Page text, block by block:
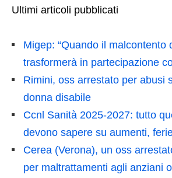
Ultimi articoli pubblicati
Migep: “Quando il malcontento
trasformerà in partecipazione
Rimini, oss arrestato per abusi
donna disabile
Ccnl Sanità 2025-2027: tutto
devono sapere su aumenti,
Cerea (Verona), un oss
per maltrattamenti agli anziani